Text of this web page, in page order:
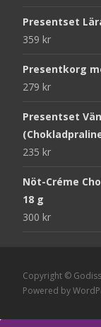
Presentset
359 kr
Presentkorg
279 kr
Presentset
235 kr
Nöt-Créme
18 g
300 kr
Copyright ©
Powered by